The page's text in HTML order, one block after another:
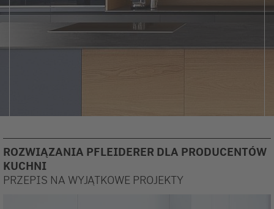
ROZWIĄZANIA PFLEIDERER DLA PRODUCENTÓW
KUCHNI
PRZEPIS NA WYJĄTKOWE PROJEKTY